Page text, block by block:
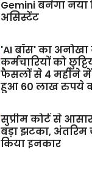
Gemini बनेगा नया
असिस्टेंट
'AI बॉस' का अनोखा
कर्मचारियों को
फैसलों से 4 महीने
हुआ 60 लाख रुपये
सुप्रीम कोर्ट से
बड़ा झटका,
किया इनकार